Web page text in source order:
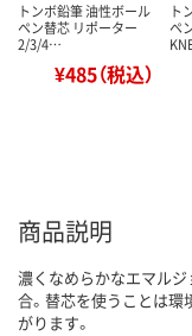
トンボ鉛筆 油性ボール
ペン替芯 リポーター
2/3/4…
¥485（税込）
ト
ペ
商品説明
濃くなめらかなエマル
合。替芯を使うことは環
がります。